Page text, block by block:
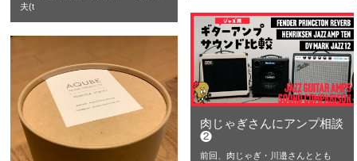
夫(t
肉じゃぎさんにアンプ相談
❷
前回、肉じゃぎ・川邉さんととも